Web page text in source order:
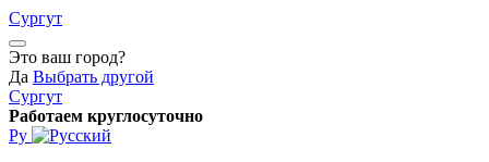
Сургут
Это ваш город?
Да Выбрать другой
Сургут
Работаем круглосуточно
Ру